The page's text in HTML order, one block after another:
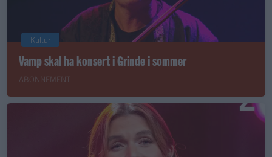
Kultur
Vamp skal ha konsert i Grinde i sommer
ABONNEMENT